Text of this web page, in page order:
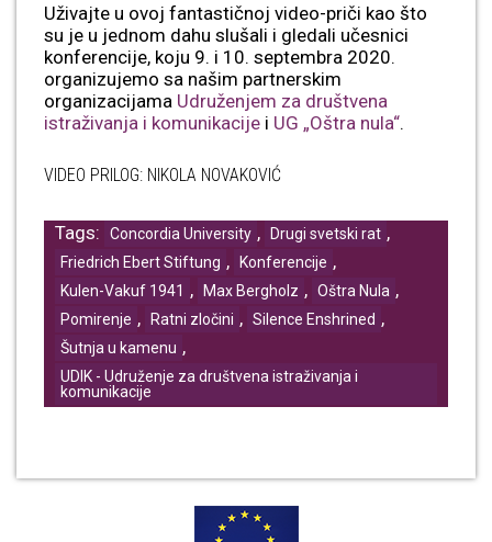
Uživajte u ovoj fantastičnoj video-priči kao što
su je u jednom dahu slušali i gledali učesnici
konferencije, koju 9. i 10. septembra 2020.
organizujemo sa našim partnerskim
organizacijama Udruženjem za društvena
istraživanja i komunikacije i UG „Oštra nula“.
VIDEO PRILOG: NIKOLA NOVAKOVIĆ
Tags: Concordia University , Drugi svetski rat ,
Friedrich Ebert Stiftung , Konferencije ,
Kulen-Vakuf 1941 , Max Bergholz , Oštra Nula ,
Pomirenje , Ratni zločini , Silence Enshrined ,
Šutnja u kamenu ,
UDIK - Udruženje za društvena istraživanja i
komunikacije